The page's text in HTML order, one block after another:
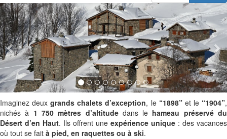
précédent
Imaginez deuxgrands chalets d’exception, le “1898”et le “1904”,
nichés à 1 750 mètres d’altitudedans le hameau préservé du
Désert d’en Haut. Ils offrent une expérience unique : des vacances
où tout se fait à pied, en raquettes ou à ski.